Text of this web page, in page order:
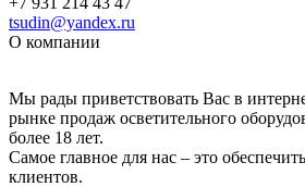
tsudin@yandex.ru
О компании
Мы рады приветствовать Вас в
рынке продаж осветительного
более 18 лет.
Самое главное для нас – это
клиентов.